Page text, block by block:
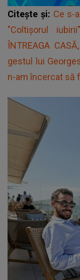
Citește și: Ce s-
"Coltișorul
ÎNTREAGA
gestul lui
n-am încercat să